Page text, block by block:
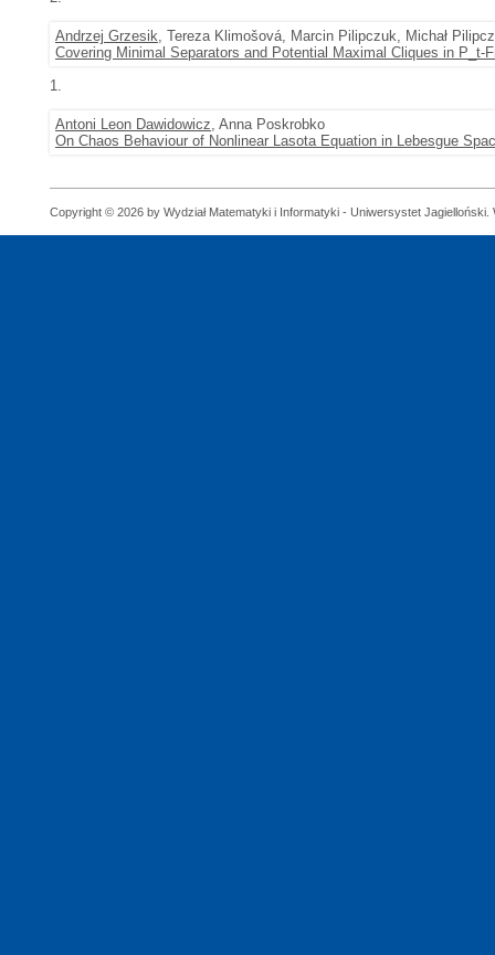
Andrzej Grzesik, Tereza Klimošová, Marcin Pilipczuk, Michał
Covering Minimal Separators and Potential Maximal Cliques in P_t-
1.
Antoni Leon Dawidowicz, Anna Poskrobko
On Chaos Behaviour of Nonlinear Lasota Equation in Lebesgue
Copyright © 2026 by Wydział Matematyki i Informatyki - Uniwersystet